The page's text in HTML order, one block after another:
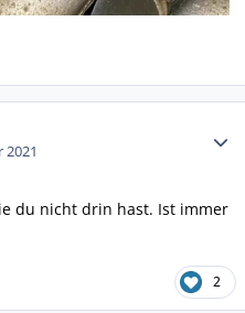
2021
du nicht drin hast. Ist immer
2